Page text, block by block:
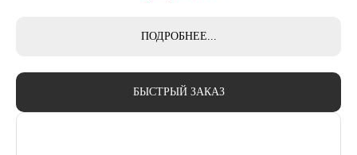
ПОДРОБНЕЕ...
БЫСТРЫЙ ЗАКАЗ